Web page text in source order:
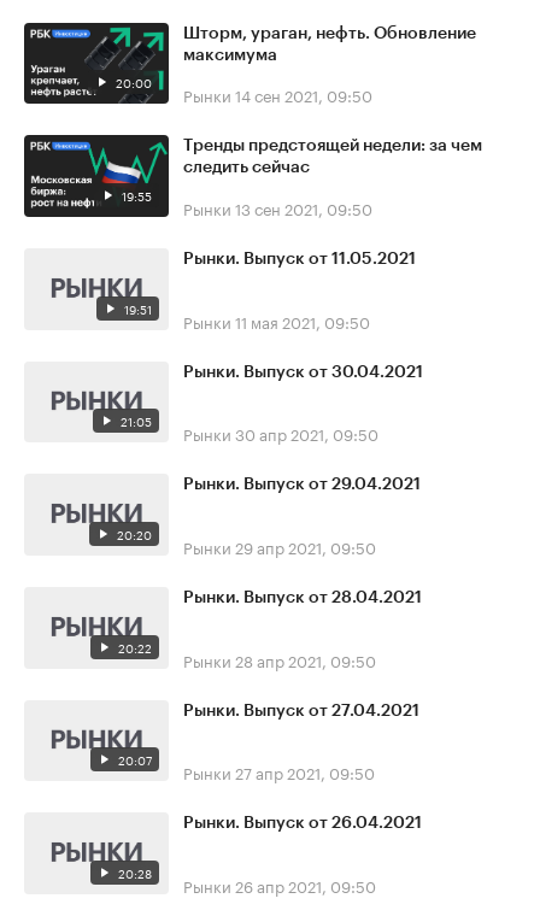
20:00
Шторм, ураган, нефть. Обновление
максимума
Рынки 14 сен 2021, 09:50
19:55
Тренды предстоящей недели: за чем
следить сейчас
Рынки 13 сен 2021, 09:50
19:51
Рынки. Выпуск от 11.05.2021
Рынки 11 мая 2021, 09:50
21:05
Рынки. Выпуск от 30.04.2021
Рынки 30 апр 2021, 09:50
20:20
Рынки. Выпуск от 29.04.2021
Рынки 29 апр 2021, 09:50
20:22
Рынки. Выпуск от 28.04.2021
Рынки 28 апр 2021, 09:50
20:07
Рынки. Выпуск от 27.04.2021
Рынки 27 апр 2021, 09:50
20:28
Рынки. Выпуск от 26.04.2021
Рынки 26 апр 2021, 09:50